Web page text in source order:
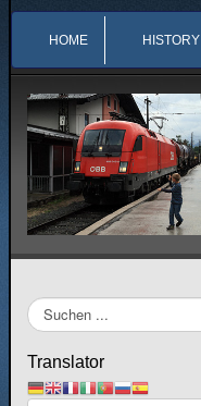
HOME HISTORY
Suchen
...
Translator